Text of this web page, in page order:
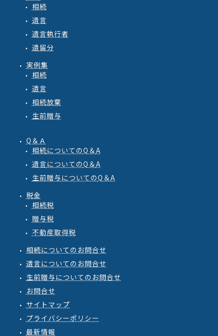
相続
遺言
遺言執行者
遺留分
実例集
相続
遺言
相続放棄
生前贈与
Q＆Ａ
相続についてのQ ＆A
遺言についてのQ ＆A
生前贈与についてのQ ＆A
税金
相続税
贈与税
不動産取得税
相続についてのお問合せ
遺言についてのお問合せ
生前贈与についてのお問合せ
お問合せ
サイトマップ
プライバシーポリシー
最新情報